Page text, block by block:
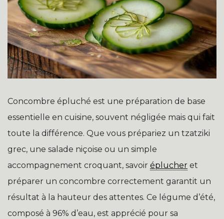
Concombre épluché est une préparation de base
essentielle en cuisine, souvent négligée mais qui fait
toute la différence. Que vous prépariez un tzatziki
grec, une salade niçoise ou un simple
accompagnement croquant, savoir éplucher et
préparer un concombre correctement garantit un
résultat à la hauteur des attentes. Ce légume d’été,
composé à 96% d’eau, est apprécié pour sa